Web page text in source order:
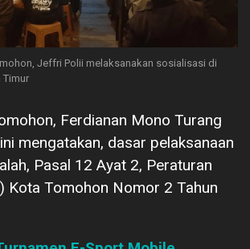
Jeffri Polii melaksanakan sosialisasi di
Timur
Ferdianan Mono Turang
mengatakan, dasar pelaksanaan
Pasal 12 Ayat 2, Peraturan
Kota Tomohon Nomor 2 Tahun